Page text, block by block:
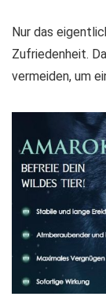
Nur das
Zufriedenheit.
vermeiden, um